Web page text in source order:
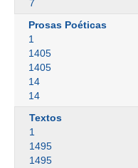
7
Prosas Poéticas
1
1405
1405
14
14
Textos
1
1495
1495